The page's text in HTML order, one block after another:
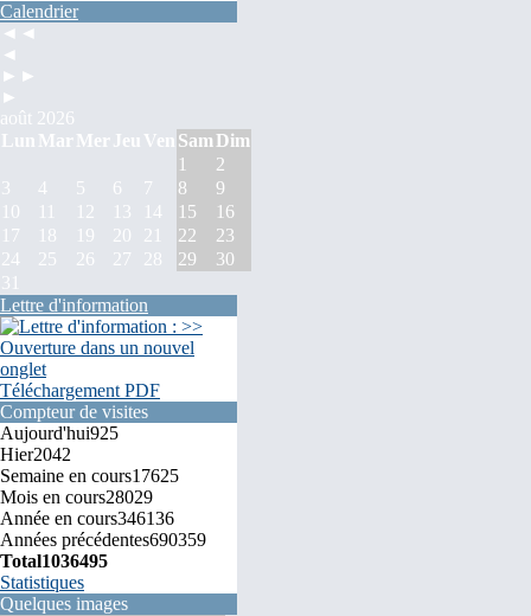
Calendrier
◄◄
◄
►►
►
août 2026
Lun Mar Mer Jeu Ven Sam Dim
1
2
3
4 5 6 7 8
9
10
11 12 13 14 15
16
17
18 19 20 21 22
23
24
25 26 27 28 29
30
31
Lettre d'information
Téléchargement PDF
Compteur de visites
Aujourd'hui925
Hier2042
Semaine en cours17625
Mois en cours28029
Année en cours346136
Années précédentes690359
Total1036495
Statistiques
Quelques images